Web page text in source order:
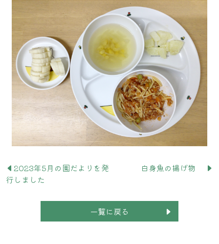
2023年5月の園だよりを発
行しました
白身魚の揚げ物
一覧に戻る